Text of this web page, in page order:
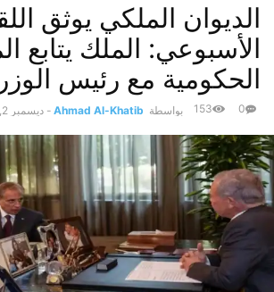
الديوان الملكي يوثق
الأسبوعي: الملك يتابع
الحكومية مع رئيس
بواسطة Ahmad Al-Khatib
- ديسمبر 2, 2025 0
153